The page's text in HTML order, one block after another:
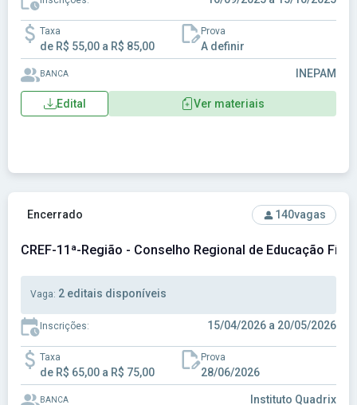
Taxa
de R$ 55,00 a R$ 85,00
Prova
A definir
BANCA INEPAM
Edital Ver materiais
Ver concurso: CREF-11ª-Região - Conselho Regional de
Encerrado 140vagas
CREF-11ª-Região - Conselho Regional de Educação
Vaga: 2 editais disponíveis
Inscrições: 15/04/2026 a 20/05/2026
Taxa
de R$ 65,00 a R$ 75,00
Prova
28/06/2026
BANCA Instituto Quadrix